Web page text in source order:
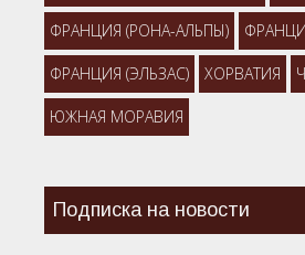
ФРАНЦИЯ (РОНА-АЛЬПЫ)
ФРАНЦИЯ (ЭЛЬЗАС) ХОРВАТИЯ
ЮЖНАЯ МОРАВИЯ
Подписка на новости